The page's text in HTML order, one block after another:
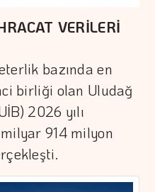
VERİLERİ
bazında en
birliği olan Uludağ
2026 yılı
914 milyon